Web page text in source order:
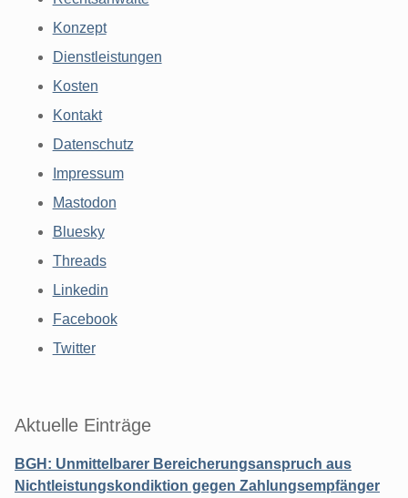
Konzept
Dienstleistungen
Kosten
Kontakt
Datenschutz
Impressum
Mastodon
Bluesky
Threads
Linkedin
Facebook
Twitter
Aktuelle Einträge
BGH: Unmittelbarer Bereicherungsanspruch aus
Nichtleistungskondiktion gegen Zahlungsempfänger